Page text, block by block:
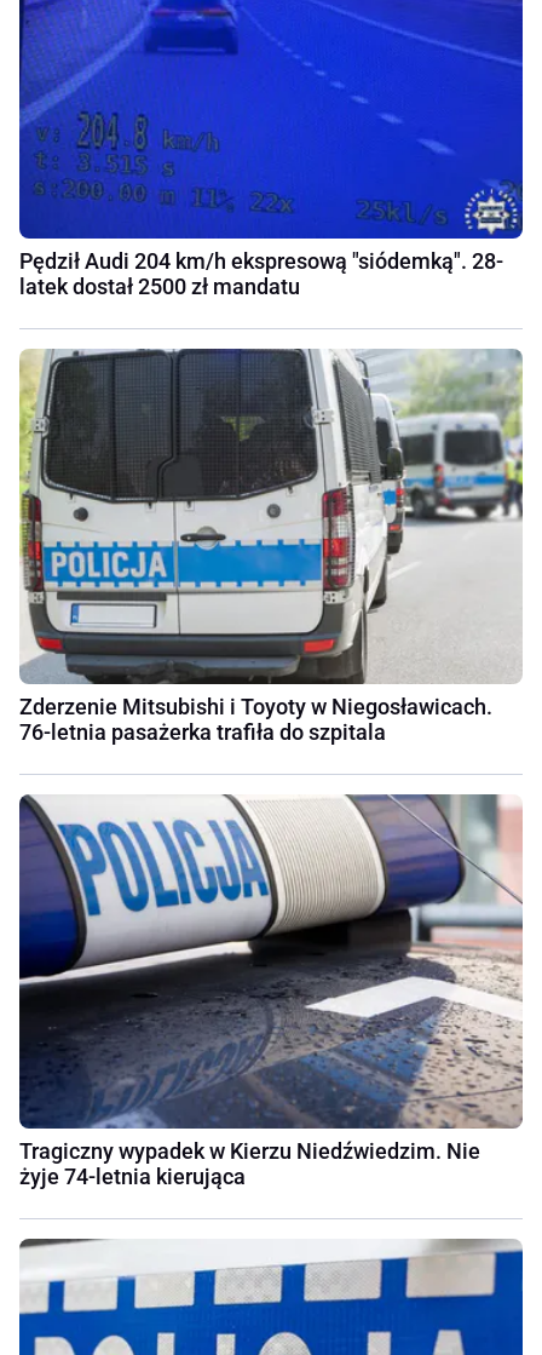
Pędził Audi 204 km/h ekspresową "siódemką". 28-
latek dostał 2500 zł mandatu
Zderzenie Mitsubishi i Toyoty w Niegosławicach.
76-letnia pasażerka trafiła do szpitala
Tragiczny wypadek w Kierzu Niedźwiedzim. Nie
żyje 74-letnia kierująca